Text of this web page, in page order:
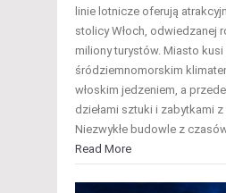
linie lotnicze oferują
stolicy Włoch, odwiedzanej
miliony turystów. Miasto
śródziemnomorskim
włoskim jedzeniem, a
dziełami sztuki i zabytkami z
Niezwykłe budowle z
Read More